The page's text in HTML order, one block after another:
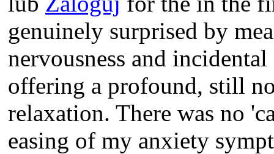
genuinely surprised by
nervousness and
offering a profound, still
relaxation. There was no
easing of my anxiety